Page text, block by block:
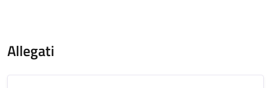
Allegati